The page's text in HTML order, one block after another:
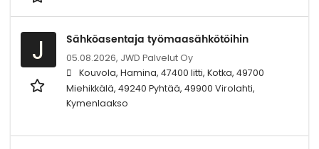
J Sähköasentaja työmaasähkötöihin
05.08.2026, JWD Palvelut Oy
Kouvola, Hamina, 47400 Iitti, Kotka, 49700
Miehikkälä, 49240 Pyhtää, 49900 Virolahti,
Kymenlaakso